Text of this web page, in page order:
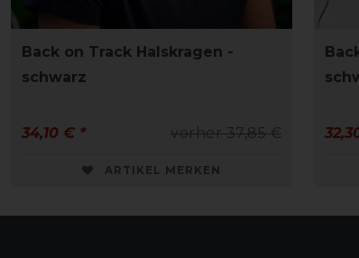
Back on Track Halskragen -
schwarz
vorher 37,85 €
34,10 € *
ARTIKEL MERKEN